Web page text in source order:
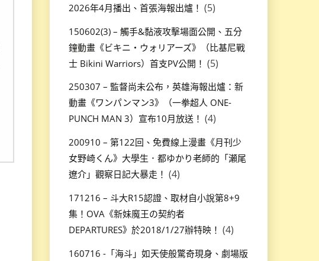
2026年4月播出、首張海報出爐！ (5)
150602(3) – 觸手&黏液攻擊場面公開、五分
鐘動畫《ビキニ・ウォリアーズ》（比基尼戰
士 Bikini Warriors）首支PV公開！ (5)
250307 – 監督尚未公布，英雄海報出爐：新
動畫《ワンパンマン3》（一拳超人 ONE-
PUNCH MAN 3）宣布10月放送！ (4)
200910 – 第122回、免費線上漫畫《月刊少
女野崎くん》大學生．都ゆかり老師的「瀬尾
遼介」觀察日記大暴走！ (4)
171216 – 斗大R15認證、取材自小說第8+9
集！OVA《新妹魔王の契約者
DEPARTURES》於2018/1/27辦特映！ (4)
160716 -「海斗」如天使般驚奇現身、劇場版